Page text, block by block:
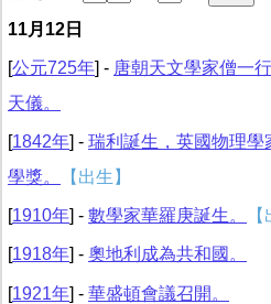
11月12日
[公元725年] - 唐朝天文學家僧一
天儀。
[1842年] - 瑞利誕生，英國物理
學獎。
【出生】
[1910年] - 數學家華羅庚誕生。
[1918年] - 奧地利成為共和國。
[1921年] - 華盛頓會議召開。